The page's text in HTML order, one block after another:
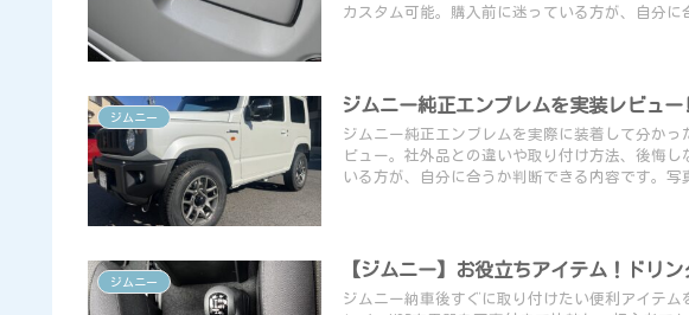
カスタム可能。購入前に迷っている方が、自分に
ジムニー
ジムニー純正エンブレムを実装レビュ
ジムニー純正エンブレムを実際に装着して分か
ビュー。社外品との違いや取り付け方法、後悔
いる方が、自分に合うか判断できる内容です。写
ジムニー
【ジムニー】お役立ちアイテム！ドリン
ジムニー納車後すぐに取り付けたい便利アイテ